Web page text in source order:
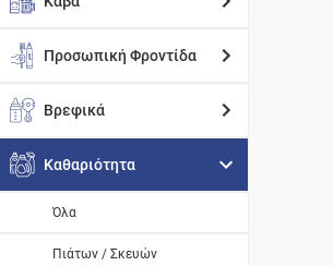
Προσωπική Φροντίδα
Βρεφικά
Καθαριότητα
Όλα
Πιάτων / Σκευών